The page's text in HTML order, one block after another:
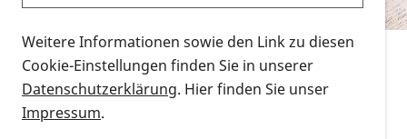
können? Schauen Sie sich dieErklärvideos zum
Thema Infomaterial auf der PRO RETINA-Website
für blinde und sehbehinderte Menschen an.
Auf dieser Seite finden Sie sämtliches Infomaterial
Weitere Informationen sowie den Link zu diesen
Cookie-Einstellungen finden Sie in unserer
Datenschutzerklärung. Hier finden Sie unser
Impressum.